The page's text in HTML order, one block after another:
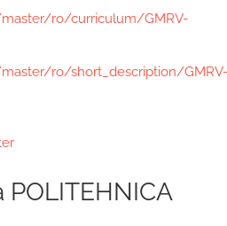
ro/curriculum/GMRV-
ro/short_description/GMRV-